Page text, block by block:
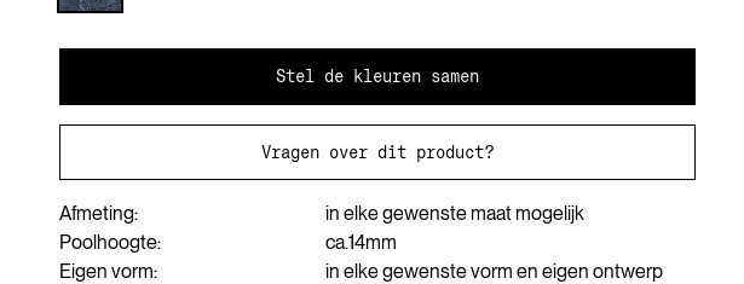
Stel de kleuren samen
Vragen over dit product?
Afmeting:
in elke gewenste maat mogelijk
Poolhoogte:
ca.14mm
Eigen vorm:
in elke gewenste vorm en eigen ontwerp